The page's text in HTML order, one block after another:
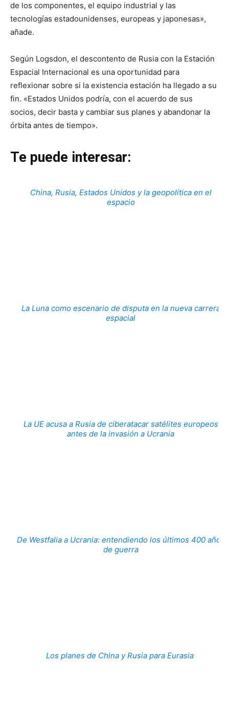
de los componentes, el equipo industrial y las
tecnologías estadounidenses, europeas y japonesas»,
añade.
Según Logsdon, el descontento de Rusia con la Estación
Espacial Internacional es una oportunidad para
reflexionar sobre si la existencia estación ha llegado a su
fin. «Estados Unidos podría, con el acuerdo de sus
socios, decir basta y cambiar sus planes y abandonar la
órbita antes de tiempo».
Te puede interesar:
China, Rusia, Estados Unidos y la geopolítica en el
espacio
La Luna como escenario de disputa en la nueva carrera
espacial
La UE acusa a Rusia de ciberatacar satélites europeos
antes de la invasión a Ucrania
De Westfalia a Ucrania: entendiendo los últimos 400 años
de guerra
Los planes de China y Rusia para Eurasia